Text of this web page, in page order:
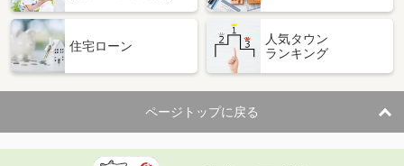
住宅ローン
人気タウン
ランキング
ページトップに戻る